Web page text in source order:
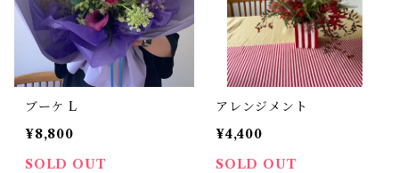
ブーケ L
¥8,800
SOLD OUT
アレンジメント
¥4,400
SOLD OUT